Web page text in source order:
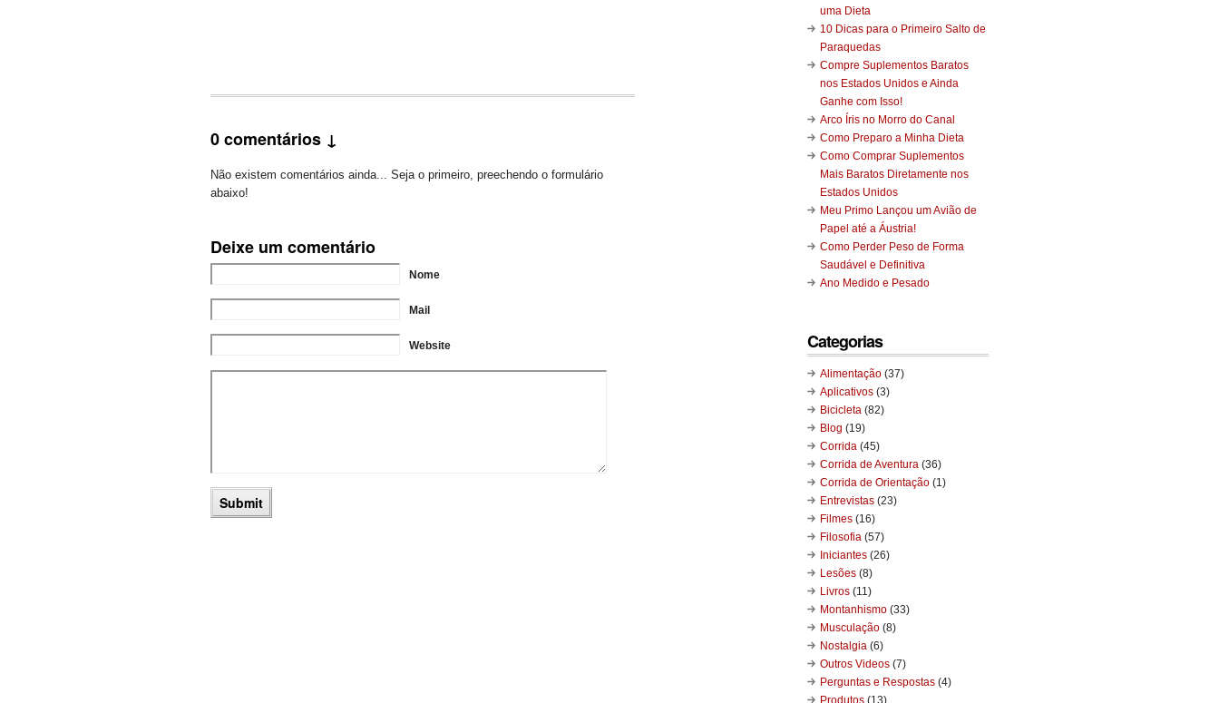
0 comentários ↓
Não existem comentários ainda... Seja o primeiro, preechendo o formulário
abaixo!
Deixe um comentário
Nome
Mail
Website
uma Dieta
10 Dicas para o Primeiro Salto de
Paraquedas
Compre Suplementos Baratos
nos Estados Unidos e Ainda
Ganhe com Isso!
Arco Íris no Morro do Canal
Como Preparo a Minha Dieta
Como Comprar Suplementos
Mais Baratos Diretamente nos
Estados Unidos
Meu Primo Lançou um Avião de
Papel até a Áustria!
Como Perder Peso de Forma
Saudável e Definitiva
Ano Medido e Pesado
Categorias
Alimentação (37)
Aplicativos (3)
Bicicleta (82)
Blog (19)
Corrida (45)
Corrida de Aventura (36)
Corrida de Orientação (1)
Entrevistas (23)
Filmes (16)
Filosofia (57)
Iniciantes (26)
Lesões (8)
Livros (11)
Montanhismo (33)
Musculação (8)
Nostalgia (6)
Outros Videos (7)
Perguntas e Respostas (4)
Produtos (13)